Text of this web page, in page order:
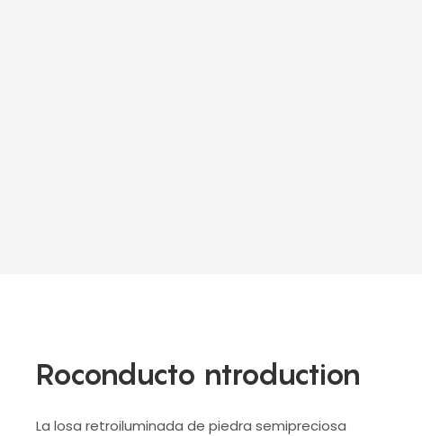
Roconducto ntroduction
La losa retroiluminada de piedra semipreciosa